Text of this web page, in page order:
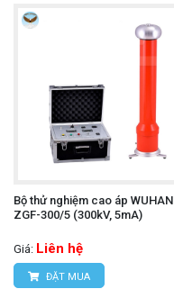
Bộ thử nghiệm cao áp WUHAN
ZGF-300/5 (300kV, 5mA)
Giá: Liên hệ
ĐẶT MUA